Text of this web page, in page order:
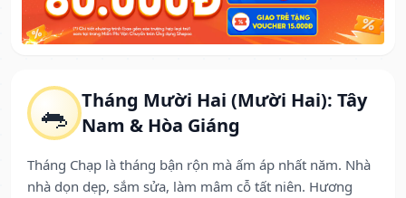
🐀 Tháng Mười Hai (Mười Hai): Tây
Nam & Hòa Giáng
Tháng Chạp là tháng bận rộn mà ấm áp nhất năm. Nhà
nhà dọn dẹp, sắm sửa, làm mâm cỗ tất niên. Hương